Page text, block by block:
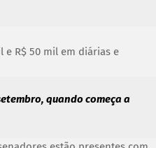
R$ 50 mil em diárias e
quando começa a